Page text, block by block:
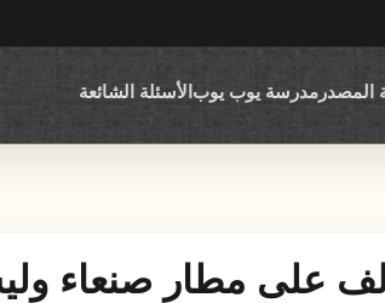
المصدر مدرسة يوب يوبالأسئلة الشائعة
على مطار صنعاء